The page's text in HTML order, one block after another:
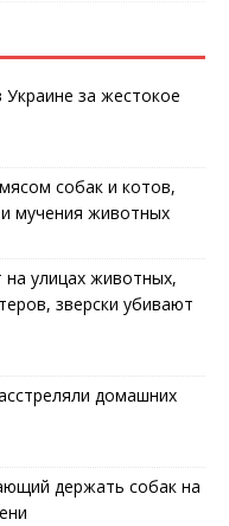
Украине за жестокое
собак и котов,
мучения животных
улицах животных,
зверски убивают
домашних
держать собак на